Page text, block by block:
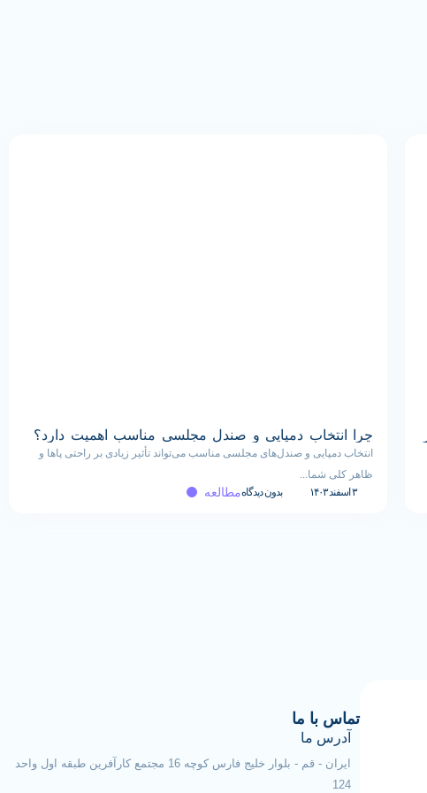
چرا انتخاب دمپایی و صندل مجلسی مناسب اهمیت دارد؟
انتخاب دمپایی و صندل‌های مجلسی مناسب می‌تواند تأثیر زیادی بر راحتی پاها و
ظاهر کلی شما...
۳ اسفند ۱۴۰۳ بدون دیدگاهمطالعه
تماس با ما
آدرس ما
ایران - قم - بلوار خلیج فارس کوچه 16 مجتمع کارآفرین طبقه اول واحد
124